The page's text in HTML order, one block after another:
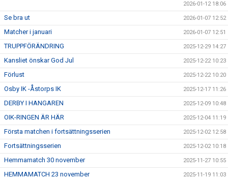
2026-01-12 18:06
Se bra ut 2026-01-07 12:52
Matcher i januari 2026-01-07 12:51
TRUPPFÖRÄNDRING 2025-12-29 14:27
Kansliet önskar God Jul 2025-12-22 10:23
Förlust 2025-12-22 10:20
Osby IK -Åstorps IK 2025-12-17 11:26
DERBY I HANGAREN 2025-12-09 10:48
OIK-RINGEN ÄR HÄR 2025-12-04 11:19
Första matchen i fortsättningsserien 2025-12-02 12:58
Fortsättningsserien 2025-12-02 10:18
Hemmamatch 30 november 2025-11-27 10:55
HEMMAMATCH 23 november 2025-11-19 11:03